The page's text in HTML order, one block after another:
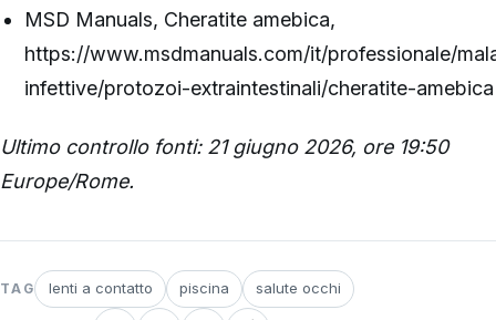
MSD Manuals, Cheratite amebica,
https://www.msdmanuals.com/it/professionale/
infettive/protozoi-extraintestinali/cheratite-amebica
Ultimo controllo fonti: 21 giugno 2026, ore 19:50
Europe/Rome.
TAG lenti a contatto piscina salute occhi